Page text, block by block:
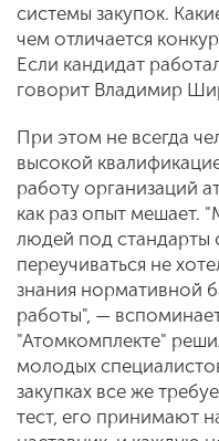
системы закупок.
чем отличается
Если кандидат
говорит Владимир
При этом не всегда
высокой
работу организаций
как раз опыт мешает.
людей под стандарты
переучиваться не
знания нормативной
работы", —
"Атомкомплекте"
молодых
закупках все же
тест, его принимают